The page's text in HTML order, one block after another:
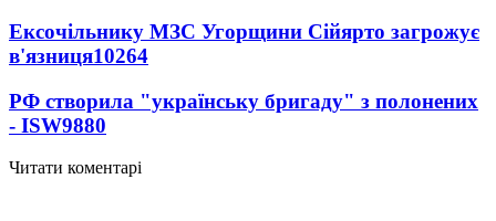
Ексочільнику МЗС Угорщини Сійярто загрожує
в'язниця10264
РФ створила "українську бригаду" з полонених
- ISW9880
Читати коментарі